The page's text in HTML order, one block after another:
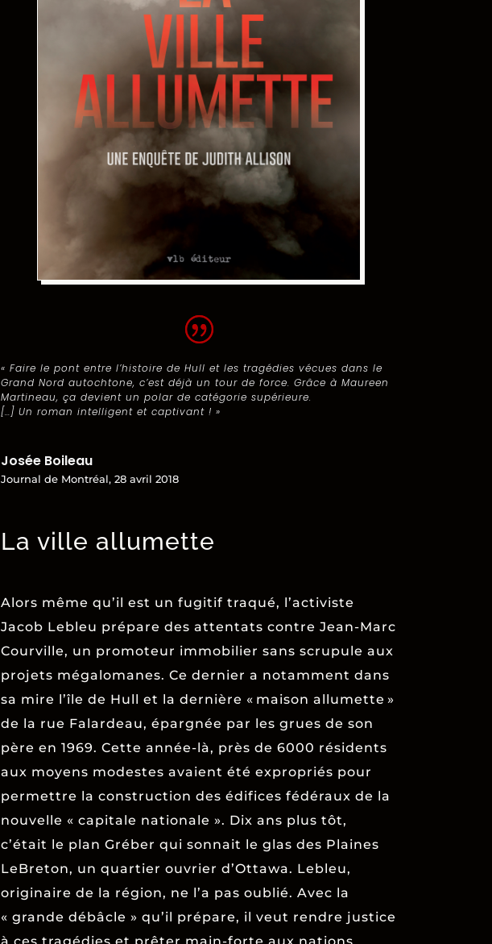
« Faire le pont entre l’histoire de Hull et les tragédies vécues dans le
Grand Nord autochtone, c’est déjà un tour de force. Grâce à Maureen
Martineau, ça devient un polar de catégorie supérieure.
[…] Un roman intelligent et captivant ! »
Josée Boileau
Journal de Montréal, 28 avril 2018
La ville allumette
Alors même qu’il est un fugitif traqué, l’activiste
Jacob Lebleu prépare des attentats contre Jean-Marc
Courville, un promoteur immobilier sans scrupule aux
projets mégalomanes. Ce dernier a notamment dans
sa mire l’île de Hull et la dernière « maison allumette »
de la rue Falardeau, épargnée par les grues de son
père en 1969. Cette année-là, près de 6000 résidents
aux moyens modestes avaient été expropriés pour
permettre la construction des édifices fédéraux de la
nouvelle « capitale nationale ». Dix ans plus tôt,
c’était le plan Gréber qui sonnait le glas des Plaines
LeBreton, un quartier ouvrier d’Ottawa. Lebleu,
originaire de la région, ne l’a pas oublié. Avec la
« grande débâcle » qu’il prépare, il veut rendre justice